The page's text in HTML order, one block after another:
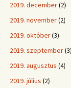
2019. december(2)
2019. november(2)
2019. október(3)
2019. szeptember(3)
2019. augusztus (4)
2019. július (2)